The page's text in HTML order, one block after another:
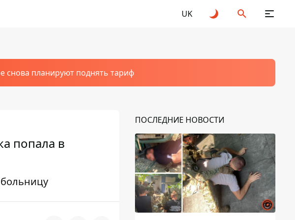
UK
снова планируют поднять тариф
попала в
ПОСЛЕДНИЕ НОВОСТИ